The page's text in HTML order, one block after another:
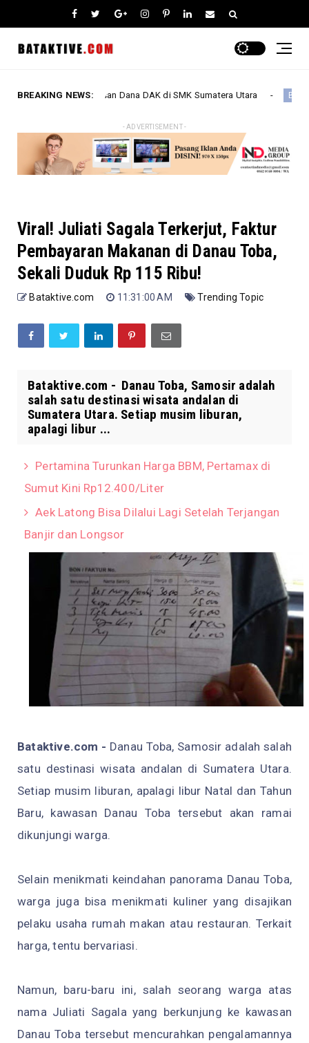
BREAKING NEWS:
Pemerasan Dana DAK di SMK Sumatera Utara Berita
- ADVERTISEMENT -
Viral! Juliati Sagala Terkerjut, Faktur
Pembayaran Makanan di Danau Toba,
Sekali Duduk Rp 115 Ribu!
Bataktive.com 11:31:00 AM Trending Topic
Bataktive.com - Danau Toba, Samosir adalah
salah satu destinasi wisata andalan di
Sumatera Utara. Setiap musim liburan,
apalagi libur ...
Pertamina Turunkan Harga BBM, Pertamax di
Sumut Kini Rp12.400/Liter
Aek Latong Bisa Dilalui Lagi Setelah Terjangan
Banjir dan Longsor
Bataktive.com - Danau Toba, Samosir adalah salah
satu destinasi wisata andalan di Sumatera Utara.
Setiap musim liburan, apalagi libur Natal dan Tahun
Baru, kawasan Danau Toba tersebut akan ramai
dikunjungi warga.
Selain menikmati keindahan panorama Danau Toba,
warga juga bisa menikmati kuliner yang disajikan
pelaku usaha rumah makan atau restauran. Terkait
harga, tentu bervariasi.
Namun, baru-baru ini, salah seorang warga atas
nama Juliati Sagala yang berkunjung ke kawasan
Danau Toba tersebut mencurahkan pengalamannya